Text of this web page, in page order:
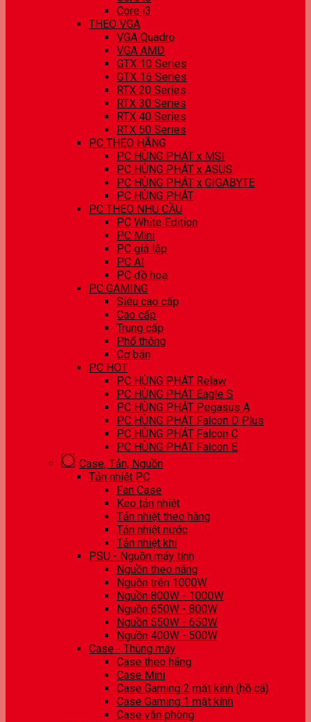
Core i3
THEO VGA
VGA Quadro
VGA AMD
GTX 10 Series
GTX 16 Series
RTX 20 Series
RTX 30 Series
RTX 40 Series
RTX 50 Series
PC THEO HÃNG
PC HÙNG PHÁT x MSI
PC HÙNG PHÁT x ASUS
PC HÙNG PHÁT x GIGABYTE
PC HÙNG PHÁT
PC THEO NHU CẦU
PC White Edition
PC Mini
PC giả lập
PC AI
PC đồ hoạ
PC GAMING
Siêu cao cấp
Cao cấp
Trung cấp
Phổ thông
Cơ bản
PC HOT
PC HÙNG PHÁT Relaw
PC HÙNG PHÁT Eagle S
PC HÙNG PHÁT Pegasus A
PC HÙNG PHÁT Falcon D Plus
PC HÙNG PHÁT Falcon C
PC HÙNG PHÁT Falcon E
Case, Tản, Nguồn
Tản nhiệt PC
Fan Case
Keo tản nhiệt
Tản nhiệt theo hãng
Tản nhiệt nước
Tản nhiệt khí
PSU - Nguồn máy tính
Nguồn theo hãng
Nguồn trên 1000W
Nguồn 800W - 1000W
Nguồn 650W - 800W
Nguồn 550W - 650W
Nguồn 400W - 500W
Case - Thùng máy
Case theo hãng
Case Mini
Case Gaming 2 mặt kính (hồ cá)
Case Gaming 1 mặt kính
Case văn phòng